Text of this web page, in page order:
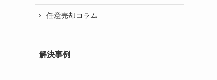
任意売却コラム
解決事例